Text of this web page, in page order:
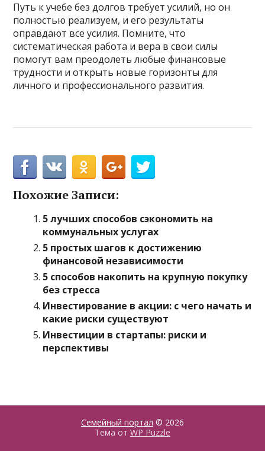
Путь к учебе без долгов требует усилий, но он
полностью реализуем, и его результаты
оправдают все усилия. Помните, что
систематическая работа и вера в свои силы
помогут вам преодолеть любые финансовые
трудности и открыть новые горизонты для
личного и профессионального развития.
Похожие Записи:
5 лучших способов сэкономить на
коммунальных услугах
5 простых шагов к достижению
финансовой независимости
5 способов накопить на крупную покупку
без стресса
Инвестирование в акции: с чего начать и
какие риски существуют
Инвестиции в стартапы: риски и
перспективы
Семейный портал © 2026
Тема от WP Puzzle